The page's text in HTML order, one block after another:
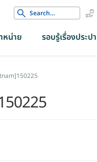
Search
for:
หน่าย รอบรู้เรื่องประปา